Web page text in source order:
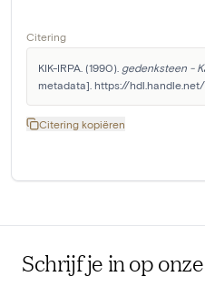
Citering
KIK-IRPA. (1990). gedenksteen -
metadata]. https://hdl.handle.net/
Citering kopiëren
Schrijf je in op